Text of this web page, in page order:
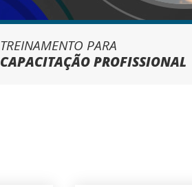
TREINAMENTO PARA
CAPACITAÇÃO PROFISSIONAL